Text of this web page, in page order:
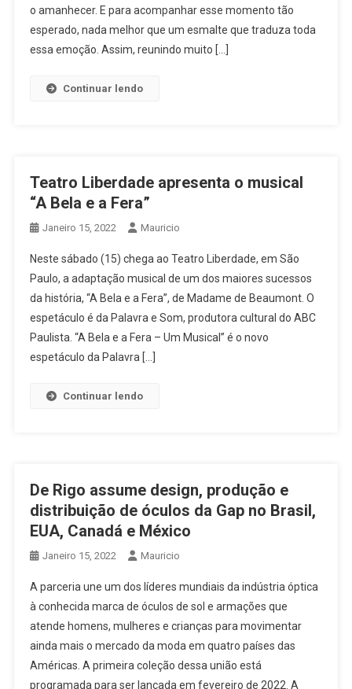
o amanhecer. E para acompanhar esse momento tão
esperado, nada melhor que um esmalte que traduza toda
essa emoção. Assim, reunindo muito […]
Continuar lendo
Teatro Liberdade apresenta o musical
“A Bela e a Fera”
Janeiro 15, 2022 Mauricio
Neste sábado (15) chega ao Teatro Liberdade, em São
Paulo, a adaptação musical de um dos maiores sucessos
da história, “A Bela e a Fera”, de Madame de Beaumont. O
espetáculo é da Palavra e Som, produtora cultural do ABC
Paulista. “A Bela e a Fera – Um Musical” é o novo
espetáculo da Palavra […]
Continuar lendo
De Rigo assume design, produção e
distribuição de óculos da Gap no Brasil,
EUA, Canadá e México
Janeiro 15, 2022 Mauricio
A parceria une um dos líderes mundiais da indústria óptica
à conhecida marca de óculos de sol e armações que
atende homens, mulheres e crianças para movimentar
ainda mais o mercado da moda em quatro países das
Américas. A primeira coleção dessa união está
programada para ser lançada em fevereiro de 2022. A